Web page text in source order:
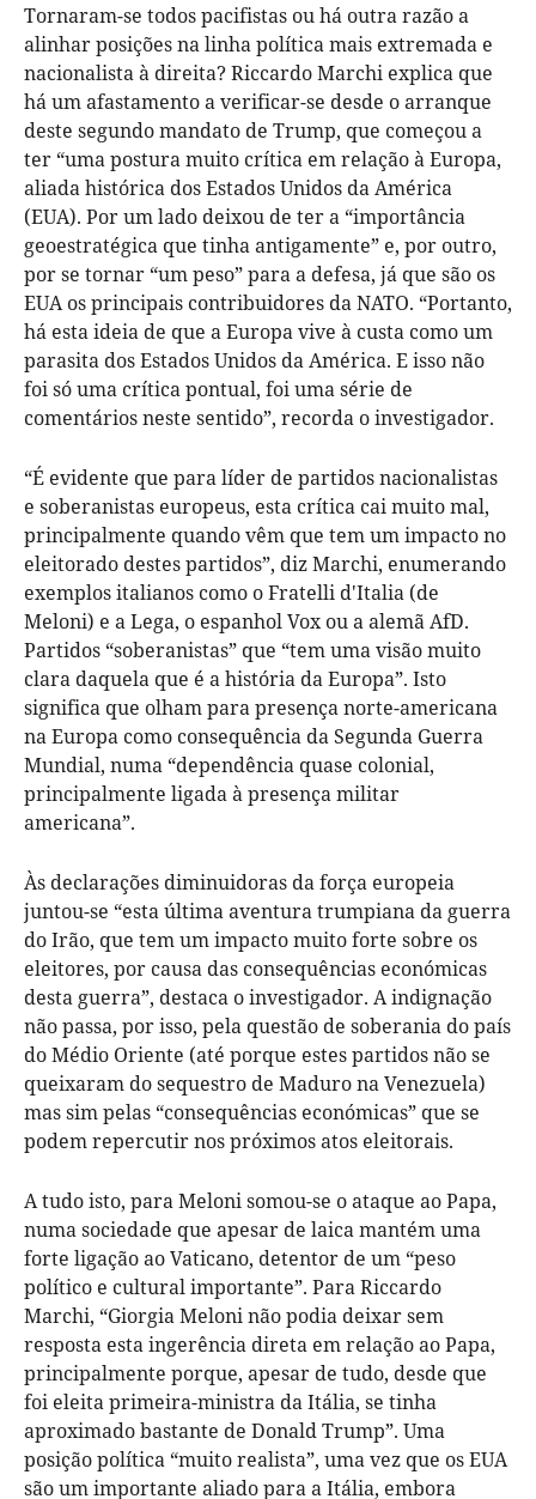
Tornaram-se todos pacifistas ou há outra razão a
alinhar posições na linha política mais extremada e
nacionalista à direita? Riccardo Marchi explica que
há um afastamento a verificar-se desde o arranque
deste segundo mandato de Trump, que começou a
ter “uma postura muito crítica em relação à Europa,
aliada histórica dos Estados Unidos da América
(EUA). Por um lado deixou de ter a “importância
geoestratégica que tinha antigamente” e, por outro,
por se tornar “um peso” para a defesa, já que são os
EUA os principais contribuidores da NATO. “Portanto,
há esta ideia de que a Europa vive à custa como um
parasita dos Estados Unidos da América. E isso não
foi só uma crítica pontual, foi uma série de
comentários neste sentido”, recorda o investigador.
“É evidente que para líder de partidos nacionalistas
e soberanistas europeus, esta crítica cai muito mal,
principalmente quando vêm que tem um impacto no
eleitorado destes partidos”, diz Marchi, enumerando
exemplos italianos como o Fratelli d'Italia (de
Meloni) e a Lega, o espanhol Vox ou a alemã AfD.
Partidos “soberanistas” que “tem uma visão muito
clara daquela que é a história da Europa”. Isto
significa que olham para presença norte-americana
na Europa como consequência da Segunda Guerra
Mundial, numa “dependência quase colonial,
principalmente ligada à presença militar
americana”.
Às declarações diminuidoras da força europeia
juntou-se “esta última aventura trumpiana da guerra
do Irão, que tem um impacto muito forte sobre os
eleitores, por causa das consequências económicas
desta guerra”, destaca o investigador. A indignação
não passa, por isso, pela questão de soberania do país
do Médio Oriente (até porque estes partidos não se
queixaram do sequestro de Maduro na Venezuela)
mas sim pelas “consequências económicas” que se
podem repercutir nos próximos atos eleitorais.
A tudo isto, para Meloni somou-se o ataque ao Papa,
numa sociedade que apesar de laica mantém uma
forte ligação ao Vaticano, detentor de um “peso
político e cultural importante”. Para Riccardo
Marchi, “Giorgia Meloni não podia deixar sem
resposta esta ingerência direta em relação ao Papa,
principalmente porque, apesar de tudo, desde que
foi eleita primeira-ministra da Itália, se tinha
aproximado bastante de Donald Trump”. Uma
posição política “muito realista”, uma vez que os EUA
são um importante aliado para a Itália, embora